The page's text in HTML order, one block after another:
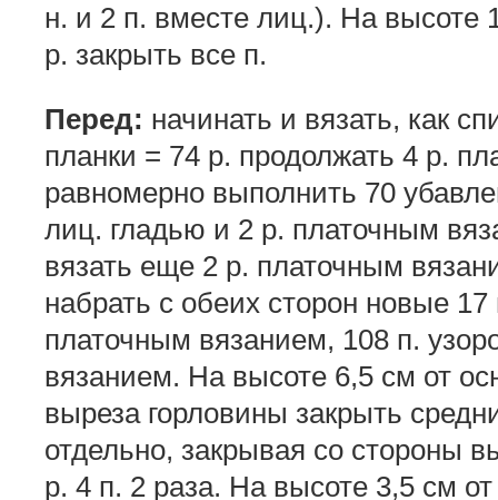
н. и 2 п. вместе лиц.). На высоте
р. закрыть все п.
Перед: начинать и вязать, как
планки = 74 р. продолжать 4 р.
равномерно выполнить 70
лиц. гладью и 2 р. платочным
вязать еще 2 р. платочным
набрать с обеих сторон новые 17
платочным вязанием, 108 п.
вязанием. На высоте 6,5 см от
выреза горловины закрыть
отдельно, закрывая со стороны
р. 4 п. 2 раза. На высоте 3,5 см